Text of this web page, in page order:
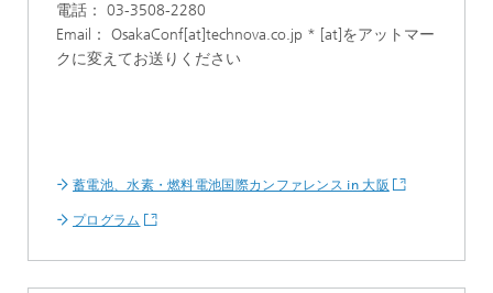
電話： 03-3508-2280
Email： OsakaConf[at]technova.co.jp * [at]をアットマー
クに変えてお送りください
蓄電池、水素・燃料電池国際カンファレンス in 大阪
プログラム